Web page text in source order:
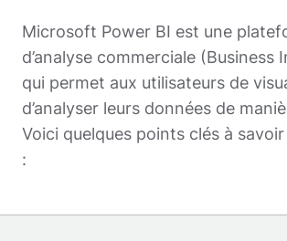
Microsoft Power BI est une
d’analyse commerciale (Business
qui permet aux utilisateurs de
d’analyser leurs données de
Voici quelques points clés à
: